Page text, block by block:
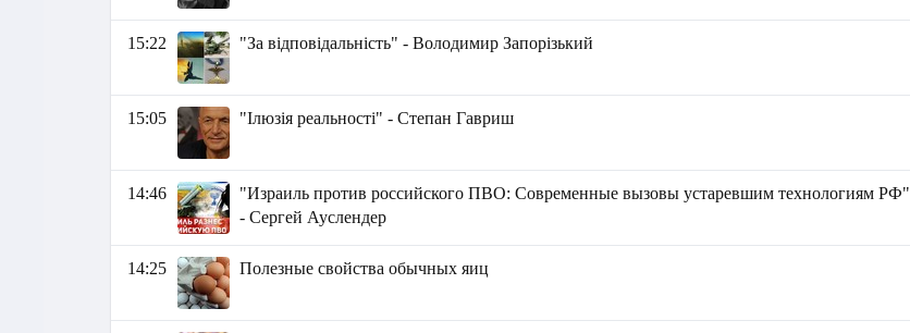
15:22 "За відповідальність" - Володимир Запорізький
15:05 "Ілюзія реальності" - Степан Гавриш
14:46
"Израиль против российского ПВО: Современные вызовы устаревшим технологиям РФ"
- Сергей Ауслендер
14:25 Полезные свойства обычных яиц